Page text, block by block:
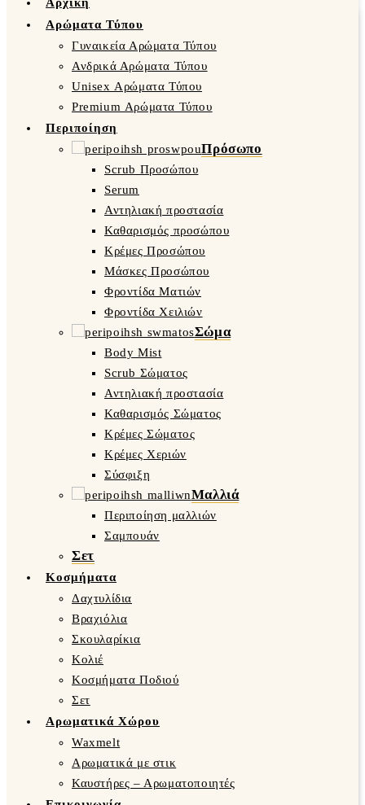
Αρώματα Τύπου
Γυναικεία Αρώματα Τύπου
Ανδρικά Αρώματα Τύπου
Unisex Αρώματα Τύπου
Premium Αρώματα Τύπου
Περιποίηση
Πρόσωπο
Scrub Προσώπου
Serum
Αντηλιακή προστασία
Καθαρισμός προσώπου
Κρέμες Προσώπου
Μάσκες Προσώπου
Φροντίδα Ματιών
Φροντίδα Χειλιών
Σώμα
Body Mist
Scrub Σώματος
Αντηλιακή προστασία
Καθαρισμός Σώματος
Κρέμες Σώματος
Κρέμες Χεριών
Σύσφιξη
Μαλλιά
Περιποίηση μαλλιών
Σαμπουάν
Σετ
Κοσμήματα
Δαχτυλίδια
Βραχιόλια
Σκουλαρίκια
Κολιέ
Κοσμήματα Ποδιού
Σετ
Αρωματικά Χώρου
Waxmelt
Αρωματικά με στικ
Καυστήρες – Αρωματοποιητές